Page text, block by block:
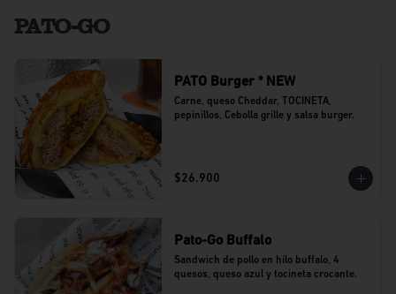
PATO-GO
PATO Burger * NEW
Carne, queso Cheddar, TOCINETA,
pepinillos, Cebolla grille y salsa burger.
$26.900
Pato-Go Buffalo
Sandwich de pollo en hilo buffalo, 4
quesos, queso azul y tocineta crocante.